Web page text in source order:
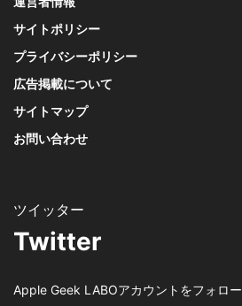
サイトポリシー
プライバシーポリシー
広告掲載について
サイトマップ
お問い合わせ
Twitter
Apple Geek LABOアカウントをフォロー